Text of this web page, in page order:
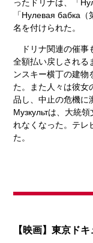
ったドリナは、「
「Нулевая бабка
名を付けられた。
ドリナ関連の催事
全額払い戻しされる
ンスキー横丁の建物
た。また人々は彼女
品し、中止の危機に
Музкультは、大統領
れなくなった。テレ
た。
【映画】東京ド